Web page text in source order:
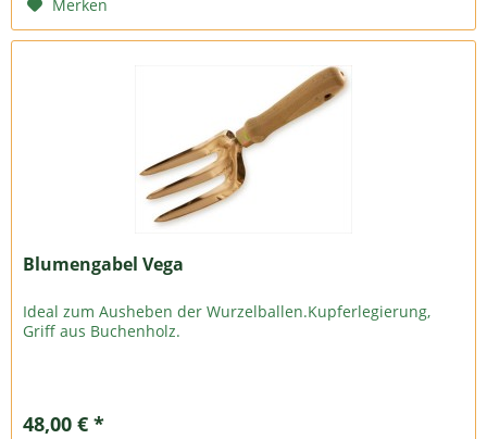
Merken
Blumengabel Vega
Ideal zum Ausheben der Wurzelballen.Kupferlegierung,
Griff aus Buchenholz.
48,00 € *